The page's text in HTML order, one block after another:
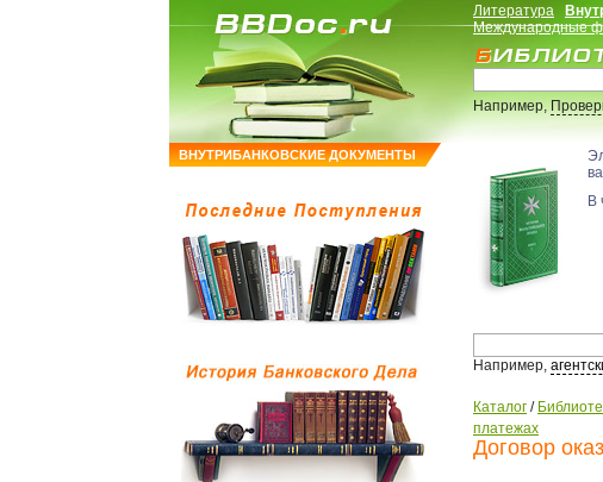
ВНУТРИБАНКОВСКИЕ ДОКУМЕНТЫ
Литература
Международные
Например,
В
Например,
Каталог /
платежах
Договор